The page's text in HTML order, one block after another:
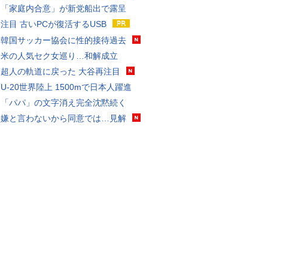
「家庭内合意」が新党船出で露呈
注目 古いPCが復活するUSB
韓国サッカー協会に性的接待過去
米の人気セク女巡り…和解成立
超人の軌道に戻った 大谷再注目
U-20世界陸上 1500mで日本人躍進
「パパ」の文字消え完全沈黙続く
嫌と言わないから同意では…見解